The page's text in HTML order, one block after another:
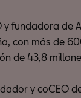
y fundadora de
con más de
de 43,8
y coCEO